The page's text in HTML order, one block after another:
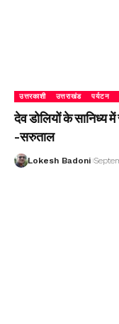
उत्तरकाशी उत्तराखंड पर्यटन
देव डोलियों के सानिध्य
-सरुताल
Lokesh Badoni